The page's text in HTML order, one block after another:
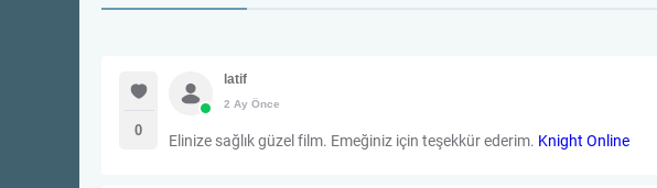
0
latif
2 Ay Önce
Elinize sağlık güzel film. Emeğiniz için teşekkür ederim. Knight Online